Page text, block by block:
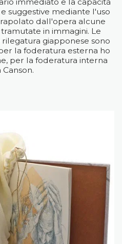
suggestive mediante l'uso
dall'opera alcune
in immagini. Le
giapponese sono
la foderatura esterna ho
per la foderatura interna
Canson.